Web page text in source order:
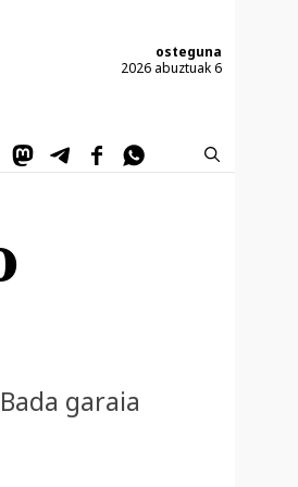
osteguna
2026 abuztuak 6
garaia